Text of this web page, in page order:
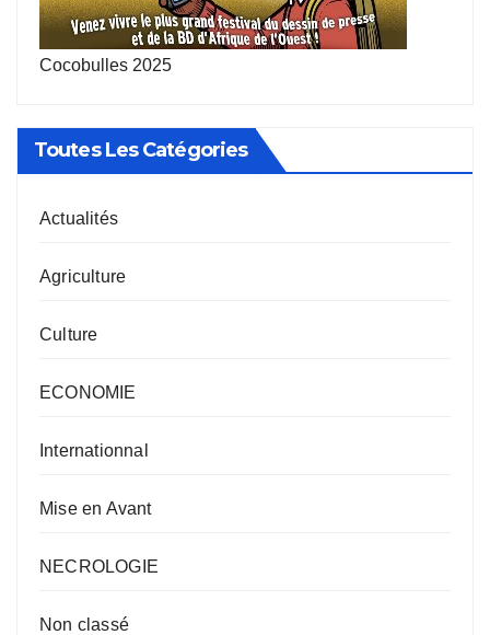
Cocobulles 2025
Toutes Les Catégories
Actualités
Agriculture
Culture
ECONOMIE
Internationnal
Mise en Avant
NECROLOGIE
Non classé